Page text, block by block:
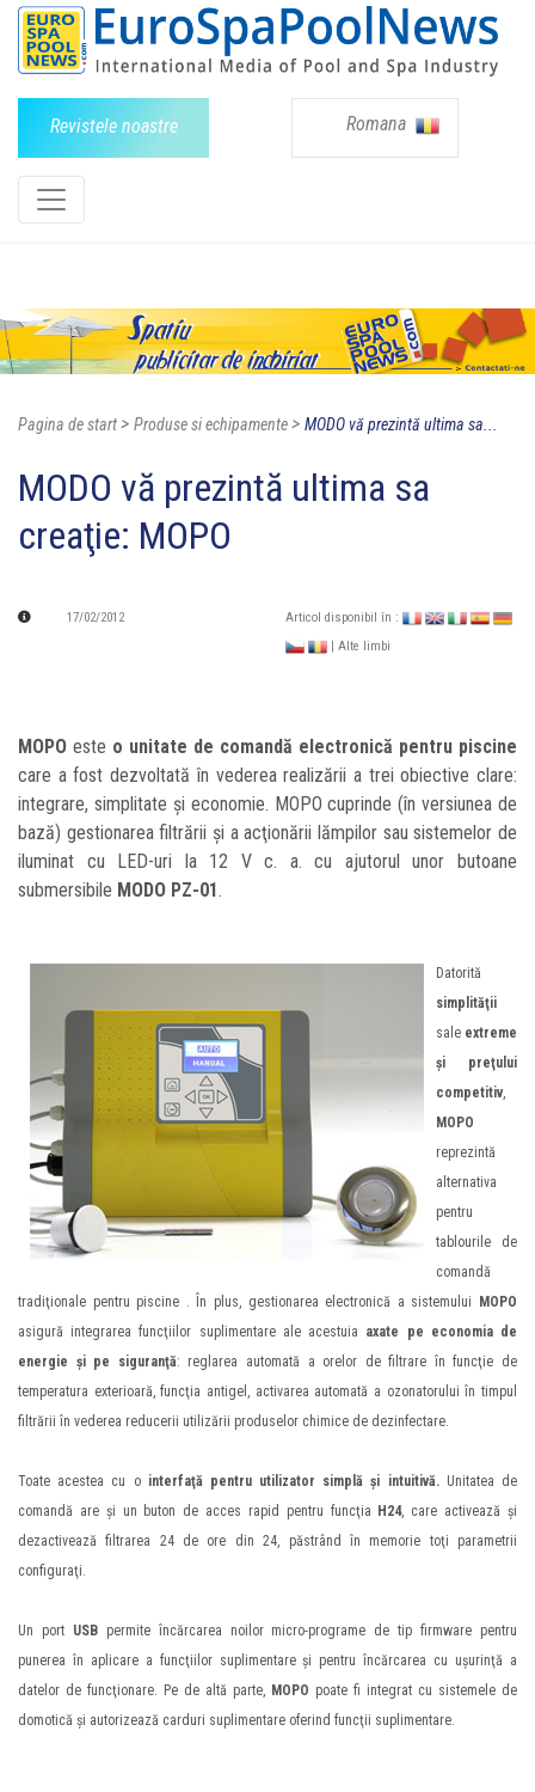
Revistele noastre Romana
Pagina de start> Produse si echipamente> MODO vă prezintă ultima sa...
MODO vă prezintă ultima sa
creaţie: MOPO
17/02/2012
Articol disponibil în :
| Alte limbi
MOPO este o unitate de comandă electronică pentru piscine
care a fost dezvoltată în vederea realizării a trei obiective clare:
integrare, simplitate şi economie. MOPO cuprinde (în versiunea de
bază) gestionarea filtrării şi a acţionării lămpilor sau sistemelor de
iluminat cu LED-uri la 12 V c. a. cu ajutorul unor butoane
submersibile MODO PZ-01.
Datorită
simplităţii
sale extreme
şi preţului
competitiv,
MOPO
reprezintă
alternativa
pentru
tablourile de
comandă
tradiţionale pentru piscine . În plus, gestionarea electronică a sistemului
MOPO
asigură integrarea funcţiilor suplimentare ale acestuia axate pe economia de
energie şi pe siguranţă: reglarea automată a orelor de filtrare în funcţie de
temperatura exterioară, funcţia antigel, activarea automată a ozonatorului în timpul
filtrării în vederea reducerii utilizării produselor chimice de dezinfectare.
Toate acestea cu o interfaţă pentru utilizator simplă şi intuitivă.Unitatea de
comandă are şi un buton de acces rapid pentru funcţia H24, care activează şi
dezactivează filtrarea 24 de ore din 24, păstrând în memorie toţi parametrii
configuraţi.
Un port USBpermite încărcarea noilor micro-programe de tip firmware pentru
punerea în aplicare a funcţiilor suplimentare şi pentru încărcarea cu uşurinţă a
datelor de funcţionare. Pe de altă parte, MOPO poate fi integrat cu sistemele de
domotică şi autorizează carduri suplimentare oferind funcţii suplimentare.